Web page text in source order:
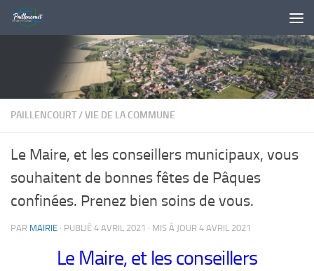
Skip to content
PAILLENCOURT/VIE DE LA COMMUNE
Le Maire, et les conseillers municipaux, vous
souhaitent de bonnes fêtes de Pâques
confinées. Prenez bien soins de vous.
PAR MAIRIE · PUBLIÉ 4 AVRIL 2021 · MIS À JOUR 4 AVRIL 2021
Le Maire, et les conseillers